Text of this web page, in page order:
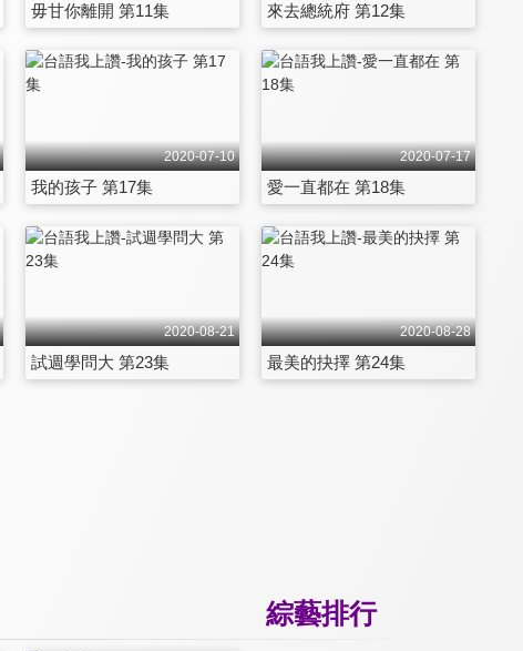
毋甘你離開 第11集 來去總統府 第12集
2020-07-10
我的孩子 第17集
2020-07-17
愛一直都在 第18集
2020-08-21
試週學問大 第23集
2020-08-28
最美的抉擇 第24集
綜藝排行